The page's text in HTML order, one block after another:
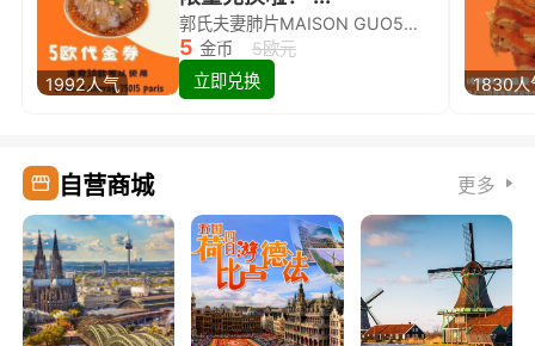
1992人气
郭氏夫妻肺片MAISON GUO5欧代金券限量兑换啦！
5 金币
5欧元
立即兑换
1830人
自营商城 更多